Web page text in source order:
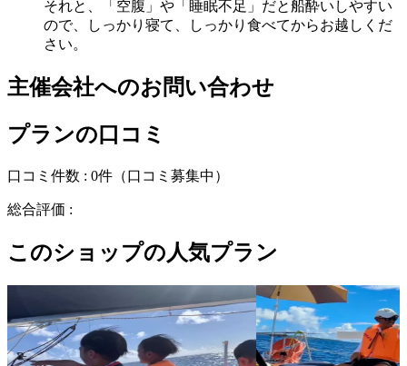
それと、「空腹」や「睡眠不足」だと船酔いしやすい
ので、しっかり寝て、しっかり食べてからお越しくだ
さい。
主催会社へのお問い合わせ
プランの口コミ
口コミ件数 : 0件 （口コミ募集中）
総合評価 :
このショップの人気プラン